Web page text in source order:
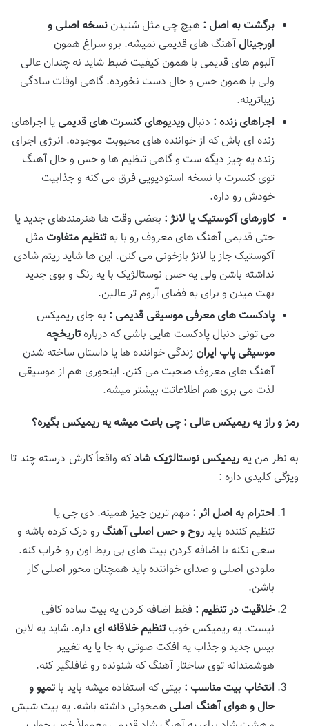
برگشت به اصل : هیچ چی مثل شنیدن نسخه اصلی و
اورجینال آهنگ های قدیمی نمیشه. برو سراغ همون
آلبوم های قدیمی با همون کیفیت ضبط شاید نه چندان عالی
ولی با همون حس و حال دست نخورده. گاهی اوقات سادگی
زیباترینه.
اجراهای زنده : دنبال ویدیوهای کنسرت های قدیمی یا اجراهای
زنده ای باش که از خواننده های محبوبت موجوده. انرژی اجرای
زنده یه چیز دیگه ست و گاهی تنظیم ها و حس و حال آهنگ
توی کنسرت با نسخه استودیویی فرق می کنه و جذابیت
خودش رو داره.
کاورهای آکوستیک یا لانژ : بعضی وقت ها هنرمندهای جدید یا
حتی قدیمی آهنگ های معروف رو با یهتنظیم متفاوت مثل
آکوستیک جاز یا لانژ بازخونی می کنن. این ها شاید ریتم شادی
نداشته باشن ولی یه حس نوستالژیک با یه رنگ و بوی جدید
بهت میدن و برای یه فضای آروم تر عالین.
پادکست های معرفی موسیقی قدیمی : به جای ریمیکس
می تونی دنبال پادکست هایی باشی که دربارهتاریخچه
موسیقی پاپ ایران زندگی خواننده ها یا داستان ساخته شدن
آهنگ های معروف صحبت می کنن. اینجوری هم از موسیقی
لذت می بری هم اطلاعاتت بیشتر میشه.
رمز و راز یه ریمیکس عالی :چی باعث میشه یه ریمیکس بگیره؟
به نظر من یه ریمیکس نوستالژیک شاد که واقعاً کارش درسته چند تا
ویژگی کلیدی داره :
احترام به اصل اثر : مهم ترین چیز همینه. دی جی یا
تنظیم کننده باید روح و حس اصلی آهنگ رو درک کرده باشه و
سعی نکنه با اضافه کردن بیت های بی ربط اون رو خراب کنه.
ملودی اصلی و صدای خواننده باید همچنان محور اصلی کار
باشن.
خلاقیت در تنظیم : فقط اضافه کردن یه بیت ساده کافی
نیست. یه ریمیکس خوبتنظیم خلاقانه ای داره. شاید یه لاین
بیس جدید و جذاب یه افکت صوتی به جا یا یه تغییر
هوشمندانه توی ساختار آهنگ که شنونده رو غافلگیر کنه.
انتخاب بیت مناسب : بیتی که استفاده میشه باید باتمپو و
حال و هوای آهنگ اصلی همخونی داشته باشه. یه بیت شیش